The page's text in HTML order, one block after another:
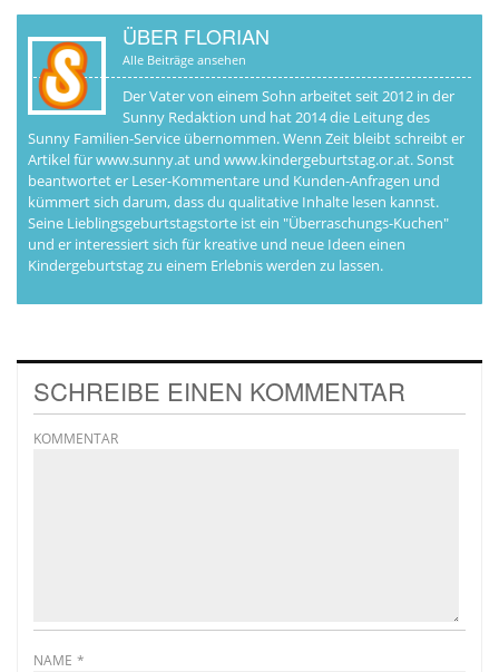
ÜBER FLORIAN
Alle Beiträge ansehen
Der Vater von einem Sohn arbeitet seit 2012 in der
Sunny Redaktion und hat 2014 die Leitung des
Sunny Familien-Service übernommen. Wenn Zeit bleibt schreibt er
Artikel für www.sunny.at und www.kindergeburtstag.or.at. Sonst
beantwortet er Leser-Kommentare und Kunden-Anfragen und
kümmert sich darum, dass du qualitative Inhalte lesen kannst.
Seine Lieblingsgeburtstagstorte ist ein "Überraschungs-Kuchen"
und er interessiert sich für kreative und neue Ideen einen
Kindergeburtstag zu einem Erlebnis werden zu lassen.
SCHREIBE EINEN KOMMENTAR
KOMMENTAR
NAME *